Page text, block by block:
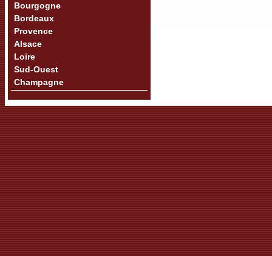
Bourgogne
Bordeaux
Provence
Alsace
Loire
Sud-Ouest
Champagne